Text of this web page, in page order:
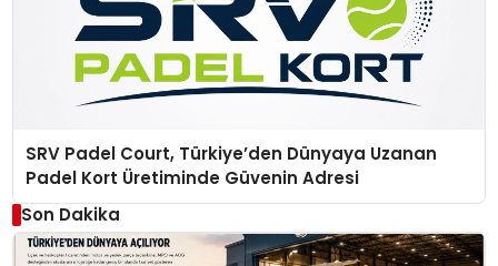
SRV Padel Court, Türkiye’den Dünyaya Uzanan
Padel Kort Üretiminde Güvenin Adresi
Son Dakika